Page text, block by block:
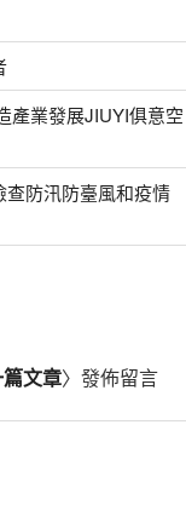
產業發展JIUYI俱意空
防汛防臺風和疫情
文章〉發佈留言